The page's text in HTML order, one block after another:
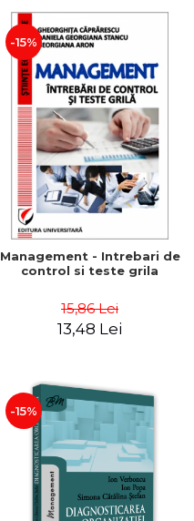
-15%
Management - Intrebari de
control si teste grila
15,86 Lei
13,48 Lei
-15%